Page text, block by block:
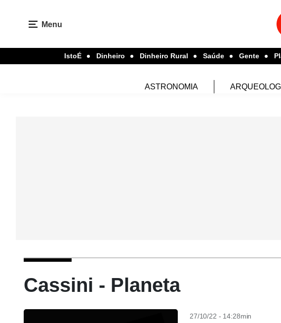
Menu
IstoÉ Dinheiro Dinheiro Rural Saúde Gente
ASTRONOMIA
Cassini - Planeta
27/10/22 - 14:28min